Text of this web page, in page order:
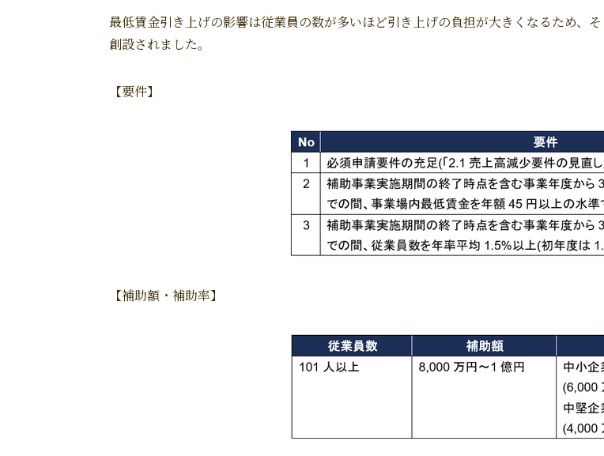
最低賃金引き上げの影響は従業員の数が多いほど引き上げの負担が大きくなるため、
創設されました。
【要件】
【補助額・補助率】